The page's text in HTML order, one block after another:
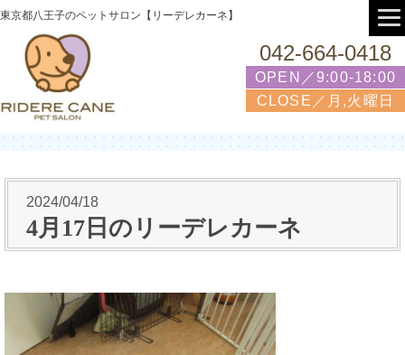
東京都八王子のペットサロン【リーデレカーネ】
042-664-0418
OPEN／9:00-18:00
CLOSE／月,火曜日
2024/04/18
4月17日のリーデレカーネ